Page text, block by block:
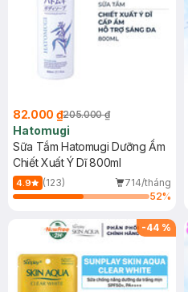
82.000 ₫205.000 ₫
Hatomugi
Sữa Tắm Hatomugi Dưỡng Ẩm
Chiết Xuất Ý Dĩ 800ml
4.9 (123)
714/tháng
52%
-44 %